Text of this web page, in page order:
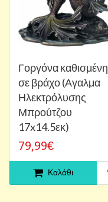
Γοργόνα καθισμένη
σε βράχο (Αγαλμα
Ηλεκτρόλυσης
Μπρούτζου
17x14.5εκ)
79,99€
Καλάθι